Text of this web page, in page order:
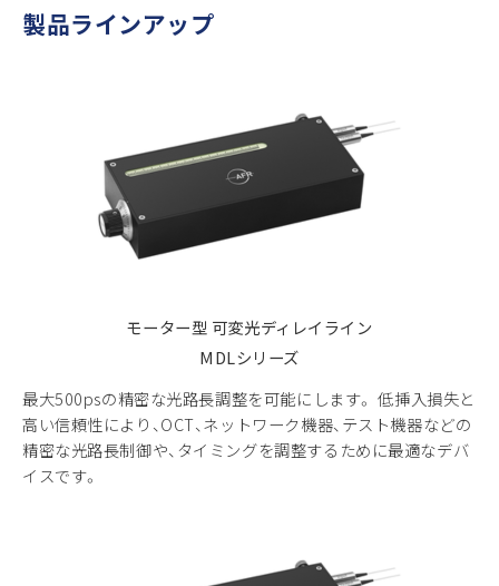
製品ラインアップ
モーター型 可変光ディレイライン
MDLシリーズ
最大500psの精密な光路長調整を可能にします。 低挿入損失と
高い信頼性により、OCT、ネットワーク機器、テスト機器などの
精密な光路長制御や、タイミングを調整するために最適なデバ
イスです。